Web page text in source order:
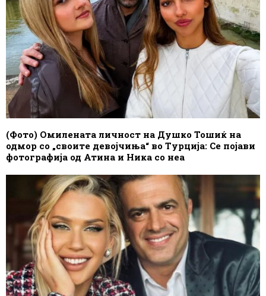
(Фото) Омилената личност на Душко Тошиќ на
одмор со „своите девојчиња“ во Турција: Се појави
фотографија од Атина и Ника со неа